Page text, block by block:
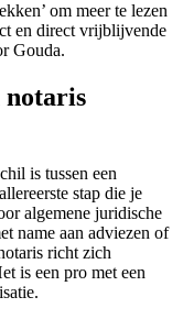
om meer te lezen
en direct vrijblijvende
Gouda.
notaris
is tussen een
stap die je
algemene juridische
name aan adviezen of
richt zich
is een pro met een